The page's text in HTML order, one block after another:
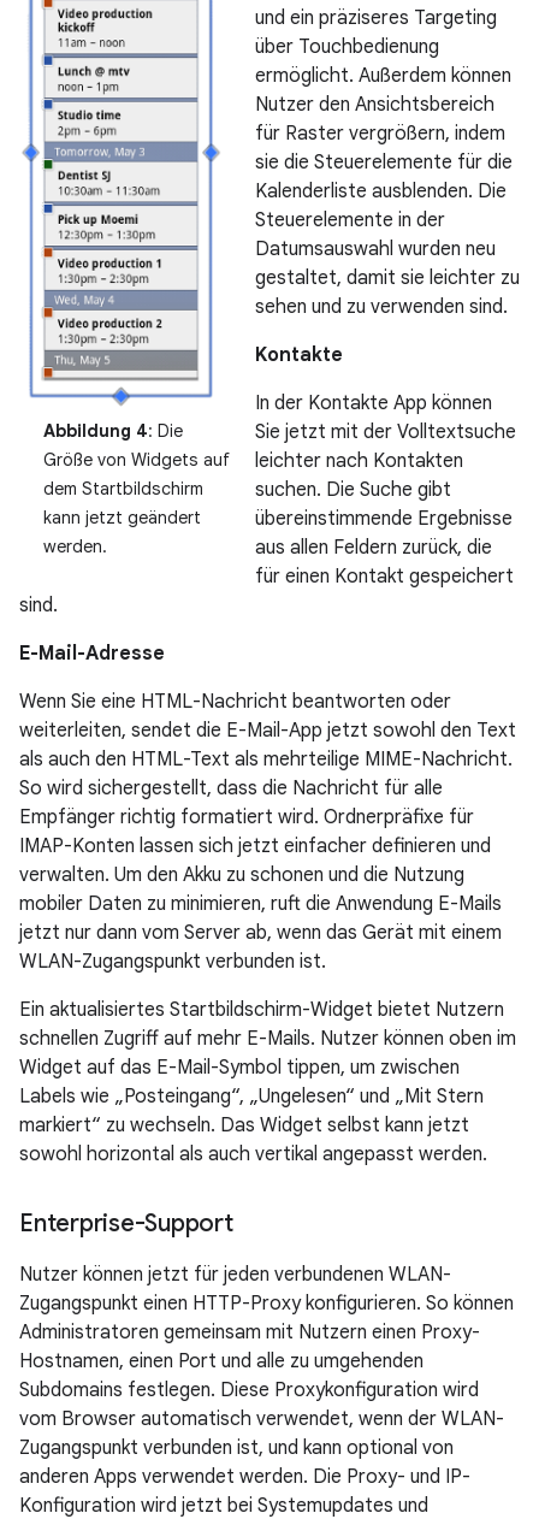
Abbildung 4: Die
Größe von Widgets auf
dem Startbildschirm
kann jetzt geändert
werden.
und ein präziseres Targeting
über Touchbedienung
ermöglicht. Außerdem können
Nutzer den Ansichtsbereich
für Raster vergrößern, indem
sie die Steuerelemente für die
Kalenderliste ausblenden. Die
Steuerelemente in der
Datumsauswahl wurden neu
gestaltet, damit sie leichter zu
sehen und zu verwenden sind.
Kontakte
In der Kontakte App können
Sie jetzt mit der Volltextsuche
leichter nach Kontakten
suchen. Die Suche gibt
übereinstimmende Ergebnisse
aus allen Feldern zurück, die
für einen Kontakt gespeichert
sind.
E-Mail-Adresse
Wenn Sie eine HTML-Nachricht beantworten oder
weiterleiten, sendet die E-Mail-App jetzt sowohl den Text
als auch den HTML-Text als mehrteilige MIME-Nachricht.
So wird sichergestellt, dass die Nachricht für alle
Empfänger richtig formatiert wird. Ordnerpräfixe für
IMAP-Konten lassen sich jetzt einfacher definieren und
verwalten. Um den Akku zu schonen und die Nutzung
mobiler Daten zu minimieren, ruft die Anwendung E-Mails
jetzt nur dann vom Server ab, wenn das Gerät mit einem
WLAN-Zugangspunkt verbunden ist.
Ein aktualisiertes Startbildschirm-Widget bietet Nutzern
schnellen Zugriff auf mehr E-Mails. Nutzer können oben im
Widget auf das E-Mail-Symbol tippen, um zwischen
Labels wie „Posteingang“, „Ungelesen“ und „Mit Stern
markiert“ zu wechseln. Das Widget selbst kann jetzt
sowohl horizontal als auch vertikal angepasst werden.
Enterprise-Support
Nutzer können jetzt für jeden verbundenen WLAN-
Zugangspunkt einen HTTP-Proxy konfigurieren. So können
Administratoren gemeinsam mit Nutzern einen Proxy-
Hostnamen, einen Port und alle zu umgehenden
Subdomains festlegen. Diese Proxykonfiguration wird
vom Browser automatisch verwendet, wenn der WLAN-
Zugangspunkt verbunden ist, und kann optional von
anderen Apps verwendet werden. Die Proxy- und IP-
Konfiguration wird jetzt bei Systemupdates und